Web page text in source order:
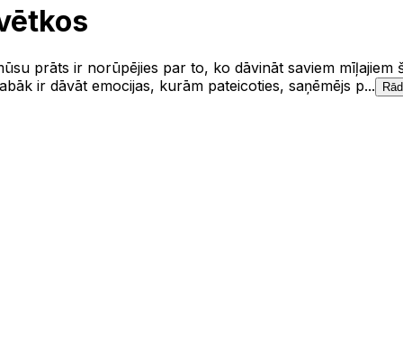
prāts ir norūpējies par to, ko dāvināt saviem mīļajiem
ir dāvāt emocijas, kurām pateicoties, saņēmējs p...